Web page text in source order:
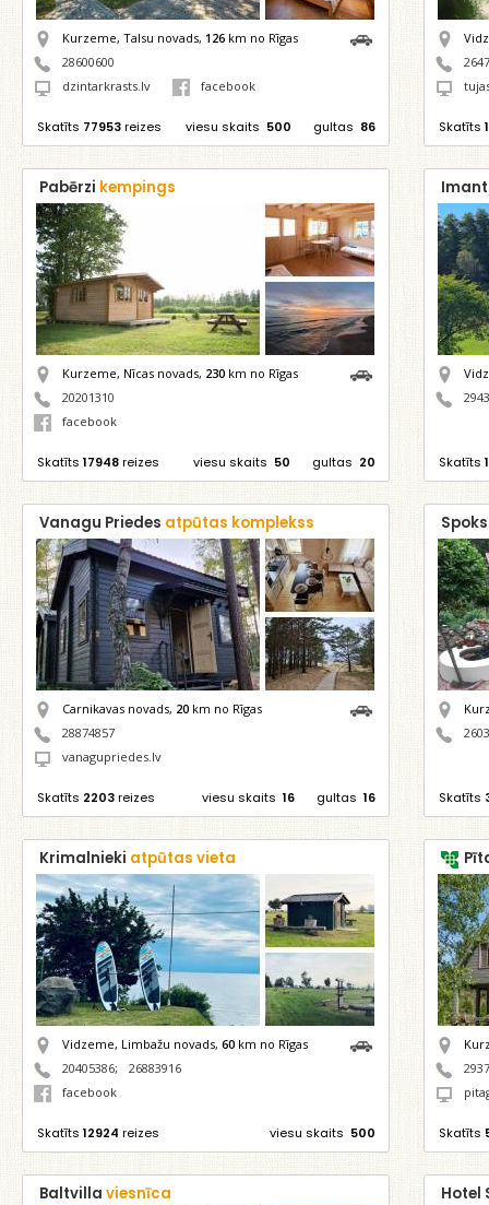
Kurzeme, Talsu novads,126 km no Rīgas
28600600
dzintarkrasts.lv
facebook
Skatīts 77953reizes gultas 86
viesu skaits 500 Skatīts
Pabērzi kempings
Kurzeme, Nīcas novads, 230 km no Rīgas
20201310
facebook
Skatīts17948reizes gultas 20
viesu skaits 50 Skatīts
Vanagu Priedes atpūtas komplekss
Carnikavas novads, 20 km no Rīgas
28874857
vanagupriedes.lv
Skatīts 2203reizes gultas 16
viesu skaits 16 Skatīts
Krimalnieki atpūtas vieta
Vidzeme, Limbažu novads,60 km no Rīgas
20405386;
26883916
facebook
Skatīts12924 reizes viesu skaits 500 Skatīts
Baltvillaviesnīca Hotel